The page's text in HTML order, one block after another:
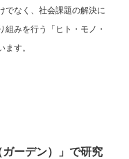
でなく、社会課題の解決に
みを行う「ヒト・モノ・
す。
ーデン）」で研究